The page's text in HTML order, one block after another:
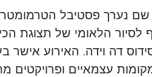
לסיור הלאומי של תצוגת
דה וידה. האירוע